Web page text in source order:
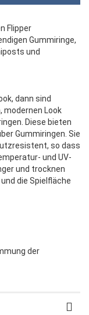
Flipper
Gummiringe,
und
dann sind
modernen Look
Diese bieten
Gummiringen. Sie
so dass
und UV-
und trocknen
die Spielfläche
der